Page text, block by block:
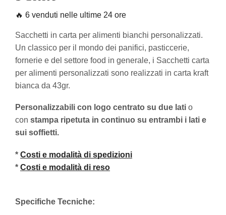
🔥 6 venduti nelle ultime 24 ore
Sacchetti in carta per alimenti bianchi personalizzati.
Un classico per il mondo dei panifici, pasticcerie,
fornerie e del settore food in generale, i Sacchetti carta
per alimenti personalizzati sono realizzati in carta kraft
bianca da 43gr.
Personalizzabili con logo centrato su due lati o
con stampa ripetuta in continuo su entrambi i lati e
sui soffietti.
* Costi e modalità di spedizioni
* Costi e modalità di reso
Specifiche Tecniche: